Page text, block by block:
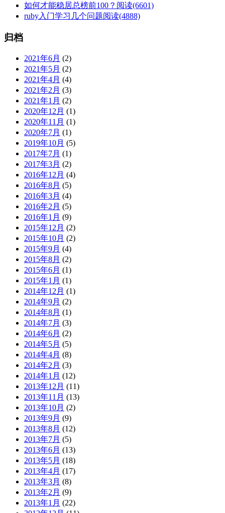
如何才能稳居总榜前100？ 阅读(6601)
ruby入门学习几个问题阅读(4888)
归档
2021年6月 (2)
2021年5月 (2)
2021年4月 (4)
2021年2月 (3)
2021年1月 (2)
2020年12月 (1)
2020年11月 (1)
2020年7月 (1)
2019年10月 (5)
2017年7月 (1)
2017年3月 (2)
2016年12月 (4)
2016年8月 (5)
2016年3月 (4)
2016年2月 (5)
2016年1月 (9)
2015年12月 (2)
2015年10月 (2)
2015年9月 (4)
2015年8月 (2)
2015年6月 (1)
2015年1月 (1)
2014年12月 (1)
2014年9月 (2)
2014年8月 (1)
2014年7月 (3)
2014年6月 (2)
2014年5月 (5)
2014年4月 (8)
2014年2月 (3)
2014年1月 (12)
2013年12月 (11)
2013年11月 (13)
2013年10月 (2)
2013年9月 (9)
2013年8月 (12)
2013年7月 (5)
2013年6月 (13)
2013年5月 (18)
2013年4月 (17)
2013年3月 (8)
2013年2月 (9)
2013年1月 (22)